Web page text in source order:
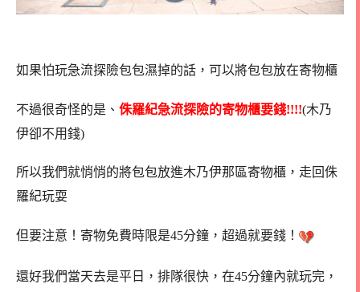
如果怕玩急流探險包包濕掉的話，可以將包包放在寄物櫃
不過很奇怪的是、 侏羅紀急流探險的寄物櫃要錢!!!!(木乃
伊卻不用錢)
所以我們就悄悄的將包包放進木乃伊那區寄物櫃，走回侏
羅紀玩耍
但要注意！寄物免費時限是45分鐘，超過就要錢！
還好我們當天去是平日，排隊很快，在45分鐘內就玩完，